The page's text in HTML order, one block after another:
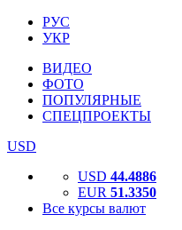
РУС
УКР
ВИДЕО
ФОТО
ПОПУЛЯРНЫЕ
СПЕЦПРОЕКТЫ
USD
USD 44.4886
EUR 51.3350
Все курсы валют